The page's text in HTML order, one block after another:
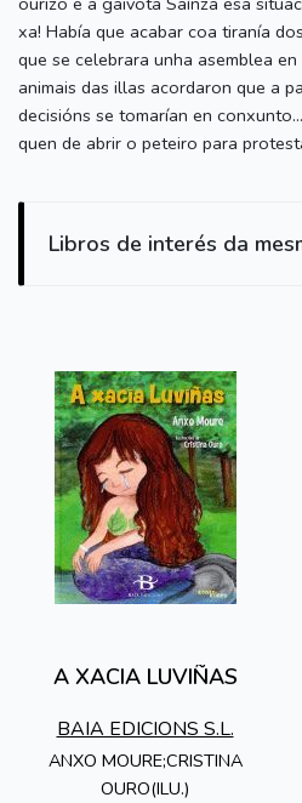
xa! Había que acabar coa tiranía
que se celebrara unha asemblea
animais das illas acordaron que a
decisións se tomarían en
quen de abrir o peteiro para
Libros de interés da
A XACIA LUVIÑAS
BAIA EDICIONS S.L.
ANXO MOURE;CRISTINA
OURO(ILU.)